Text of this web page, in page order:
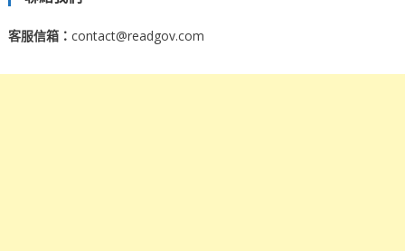
客服信箱： contact@readgov.com